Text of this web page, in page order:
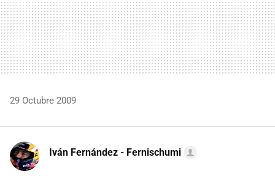
29 Octubre 2009
Iván Fernández - Fernischumi